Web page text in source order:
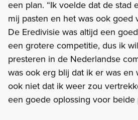
een plan. “Ik voelde dat de stad
mij pasten en het was ook goed
De Eredivisie was altijd een
een grotere competitie, dus ik
presteren in de Nederlandse
was ook erg blij dat ik er was en
ook niet dat ik weer zou
een goede oplossing voor beide